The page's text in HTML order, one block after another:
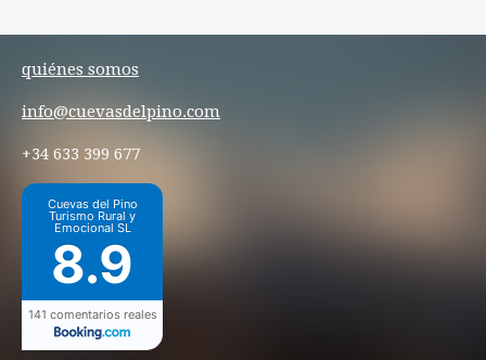
quiénes somos
info@cuevasdelpino.com
+34 633 399 677
Cuevas del Pino
Turismo Rural y
Emocional SL
8.9
141 comentarios reales